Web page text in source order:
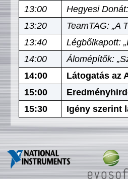
13:00
Hegyesi
13:20
TeamTAG: „A
13:40
Légbőlkapott:
14:00
Álomépítők:
14:00
Látogatás az
15:00
15:30
Igény szerint